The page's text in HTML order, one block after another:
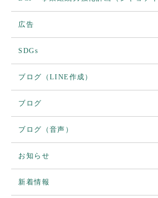
広告
SDGs
ブログ（LINE作成）
ブログ
ブログ（音声）
お知らせ
新着情報